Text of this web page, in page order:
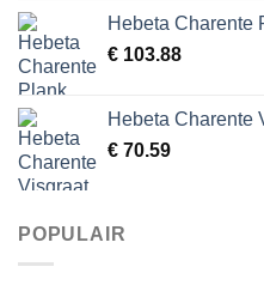
Hebeta Charente
€ 103.88
Hebeta Charente
€ 70.59
POPULAIR